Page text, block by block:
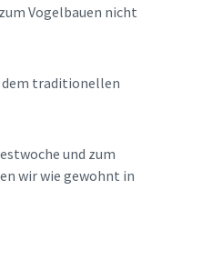
Vogelbauen nicht
dem traditionellen
und zum
wir wie gewohnt in